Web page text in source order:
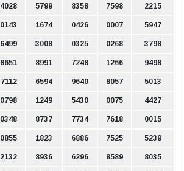
4028 5799 8358 7598 2215
0143 1674 0426 0007 5947
6499 3008 0325 0268 3798
8651 8991 7248 1266 9498
7112 6594 9640 8057 5013
0798 1249 5430 0075 4427
0348 8737 7734 7618 0015
0855 1823 6886 7525 5239
2132 8936 6296 8589 8035